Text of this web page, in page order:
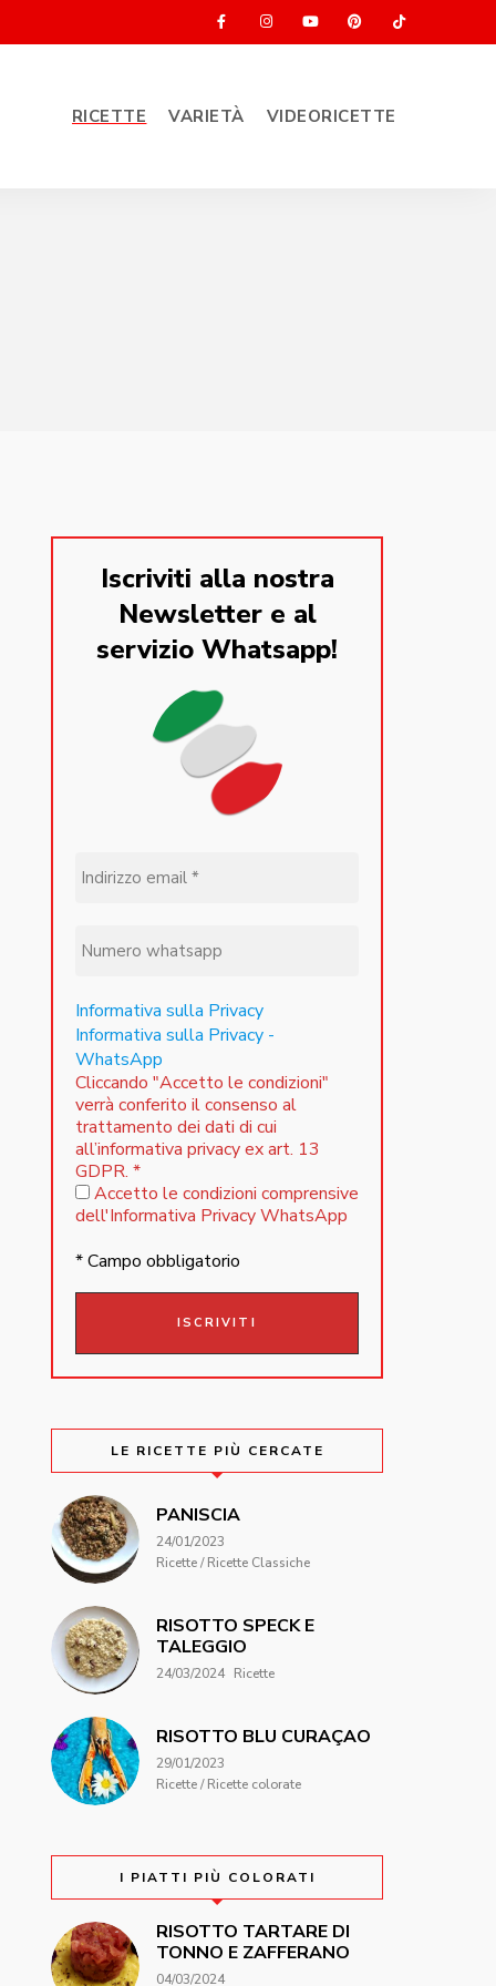
RICETTE VARIETÀ VIDEORICETTE
Iscriviti alla nostra
Newsletter e al
servizio Whatsapp!
Informativa sulla Privacy
Informativa sulla Privacy -
WhatsApp
Cliccando "Accetto le condizioni"
verrà conferito il consenso al
trattamento dei dati di cui
all’informativa privacy ex art. 13
GDPR. *
Accetto le condizioni comprensive
dell'Informativa Privacy WhatsApp
* Campo obbligatorio
LE RICETTE PIÙ CERCATE
PANISCIA
24/01/2023
Ricette / Ricette Classiche
RISOTTO SPECK E
TALEGGIO
24/03/2024 Ricette
RISOTTO BLU CURAÇAO
29/01/2023
Ricette / Ricette colorate
I PIATTI PIÙ COLORATI
RISOTTO TARTARE DI
TONNO E ZAFFERANO
04/03/2024